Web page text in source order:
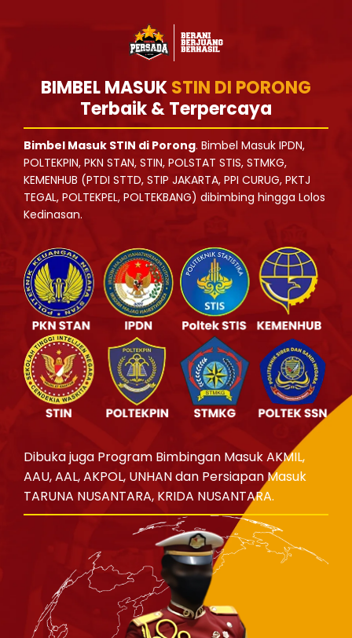
BIMBEL MASUKSTIN DI PORONG
Terbaik & Terpercaya
Bimbel Masuk STIN di Porong. Bimbel Masuk IPDN,
POLTEKPIN, PKN STAN, STIN, POLSTAT STIS, STMKG,
KEMENHUB (PTDI STTD, STIP JAKARTA, PPI CURUG, PKTJ
TEGAL, POLTEKPEL, POLTEKBANG) dibimbing hingga Lolos
Kedinasan.
Dibuka juga Program Bimbingan Masuk AKMIL,
AAU, AAL, AKPOL, UNHAN dan Persiapan Masuk
TARUNA NUSANTARA, KRIDA NUSANTARA.